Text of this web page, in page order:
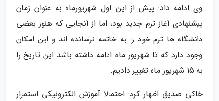
وی ادامه داد: پیش از این اول شهریورماه به عنوان زمان
پیشنهادی آغاز ترم جدید بود، اما از آنجایی که هنوز بعضی
دانشگاه ها ترم خود را به خاتمه نرسانده اند و این امکان
وجود دارد که تا شهریور ماه ادامه داشته باشد این تاریخ را
به 15 شهریور ماه تغییر دادیم.
خاکی صدیق اظهار کرد: احتمالا آموزش الکترونیکی استمرار